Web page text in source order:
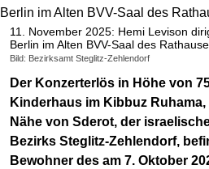
11. November 2025: Hemi Levison
Berlin im Alten BVV-Saal des
Bild: Bezirksamt Steglitz-Zehlendorf
Der Konzerterlös in Höhe von
Kinderhaus im Kibbuz
Nähe von Sderot, der
Bezirks Steglitz-Zehlendorf,
Bewohner des am 7. Oktober